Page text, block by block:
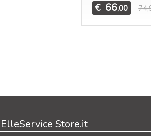
€ 66,00
Store.it